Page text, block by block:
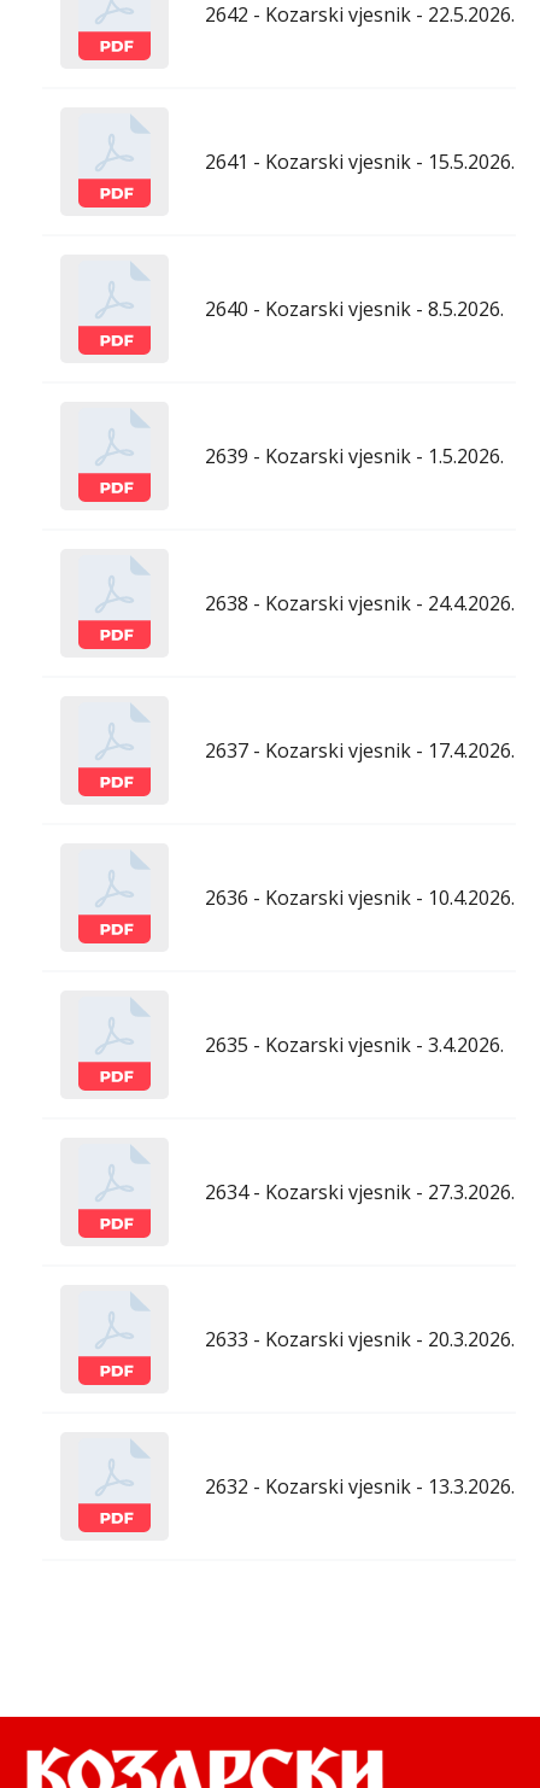
2642 - Kozarski vjesnik - 22.5.2026.
2641 - Kozarski vjesnik - 15.5.2026.
2640 - Kozarski vjesnik - 8.5.2026.
2639 - Kozarski vjesnik - 1.5.2026.
2638 - Kozarski vjesnik - 24.4.2026.
2637 - Kozarski vjesnik - 17.4.2026.
2636 - Kozarski vjesnik - 10.4.2026.
2635 - Kozarski vjesnik - 3.4.2026.
2634 - Kozarski vjesnik - 27.3.2026.
2633 - Kozarski vjesnik - 20.3.2026.
2632 - Kozarski vjesnik - 13.3.2026.